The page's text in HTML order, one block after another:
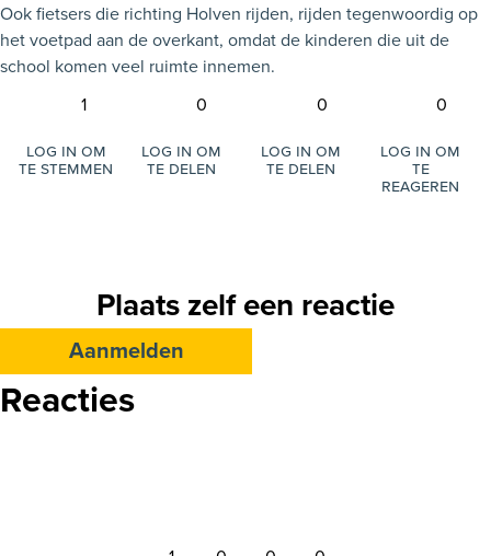
Ook fietsers die richting Holven rijden, rijden tegenwoordig op
het voetpad aan de overkant, omdat de kinderen die uit de
school komen veel ruimte innemen.
1
Log in om
te stemmen
0
Log in om
te delen
0
Log in om
te delen
0
Log in om
te
reageren
Plaats zelf een reactie
Aanmelden
Reacties